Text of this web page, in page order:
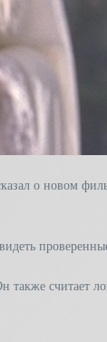
о новом
считает